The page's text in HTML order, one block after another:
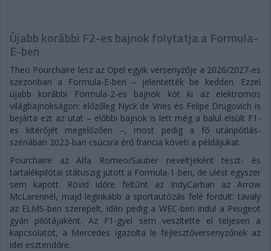
Újabb korábbi F2-es bajnok folytatja a Formula-
E-ben
Theo Pourchaire lesz az Opel egyik versenyzője a 2026/2027-es
szezonban a Formula-E-ben – jelentették be kedden. Ezzel
újabb korábbi Formula-2-es bajnok köt ki az elektromos
világbajnokságon: előzőleg Nyck de Vries és Felipe Drugovich is
bejárta ezt az utat – előbbi bajnok is lett még a balul elsült F1-
es kitérőjét megelőzően –, most pedig a fő utánpótlás-
szériában 2023-ban csúcsra érő francia követi a példájukat.
Pourchaire az Alfa Romeo/Sauber neveltjeként teszt- és
tartalékpilótai státuszig jutott a Formula-1-ben, de ülést egyszer
sem kapott. Rövid időre feltűnt az IndyCarban az Arrow
McLarennél, majd leginkább a sportautózás felé fordult: tavaly
az ELMS-ben szerepelt, idén pedig a WEC-ben indul a Peugeot
gyári pilótájaként. Az F1-gyel sem veszítette el teljesen a
kapcsolatot, a Mercedes igazolta le fejlesztőversenyzőnek az
idei esztendőre.